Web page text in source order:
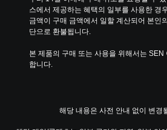
스에서 제공하는 혜택의 일부를 사용한 경
금액이 구매 금액에서 일할 계산되어 본인
단으로 환불됩니다.
본 제품의 구매 또는 사용을 위해서는
합니다.
해당 내용은 사전 안내 없이 변경